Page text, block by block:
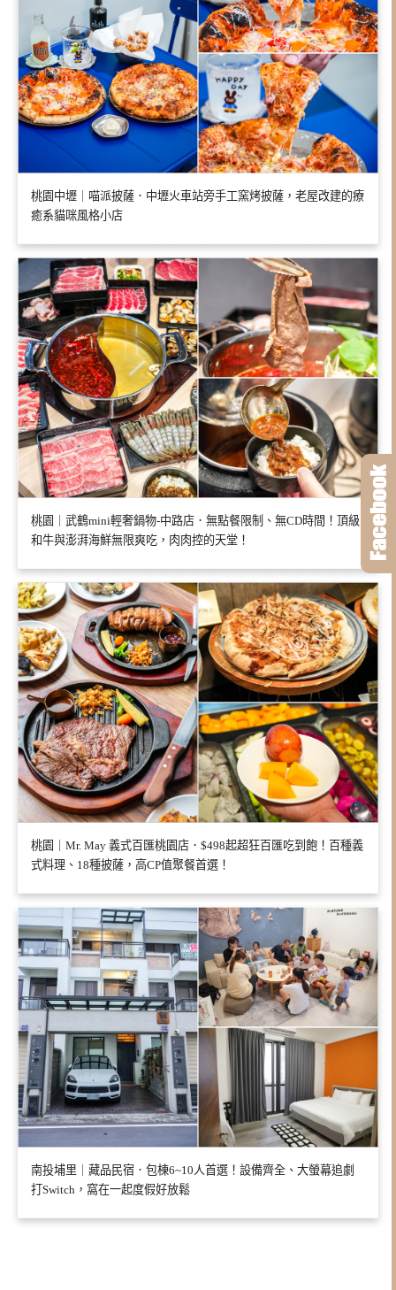
桃園中壢｜喵派披薩．中壢火車站旁手工窯烤披薩，老屋改建的療
癒系貓咪風格小店
桃園｜武鶴mini輕奢鍋物-中路店．無點餐限制、無CD時間！頂級
和牛與澎湃海鮮無限爽吃，肉肉控的天堂！
桃園｜Mr. May 義式百匯桃園店．$498起超狂百匯吃到飽！百種義
式料理、18種披薩，高CP值聚餐首選！
南投埔里｜藏品民宿．包棟6~10人首選！設備齊全、大螢幕追劇
打Switch，窩在一起度假好放鬆